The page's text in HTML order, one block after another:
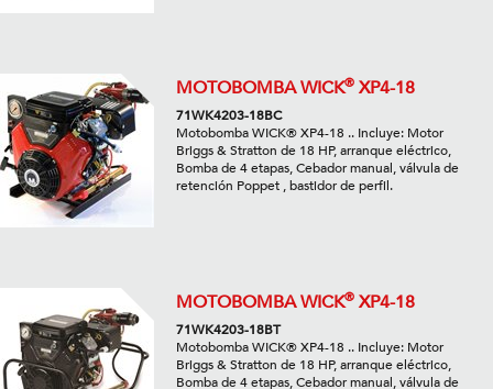
MOTOBOMBA WICK® XP4-18
71WK4203-18BC
Motobomba WICK® XP4-18 .. Incluye: Motor
Briggs & Stratton de 18 HP, arranque eléctrico,
Bomba de 4 etapas, Cebador manual, válvula de
retención Poppet , bastidor de perfil.
MOTOBOMBA WICK® XP4-18
71WK4203-18BT
Motobomba WICK® XP4-18 .. Incluye: Motor
Briggs & Stratton de 18 HP, arranque eléctrico,
Bomba de 4 etapas, Cebador manual, válvula de